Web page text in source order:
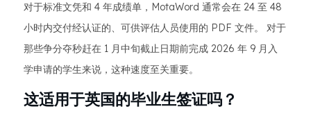
对于标准文凭和 4 年成绩单，MotaWord 通常会在 24 至 48
小时内交付经认证的、可供评估人员使用的 PDF 文件。 对于
那些争分夺秒赶在 1 月中旬截止日期前完成 2026 年 9 月入
学申请的学生来说，这种速度至关重要。
这适用于英国的毕业生签证吗？